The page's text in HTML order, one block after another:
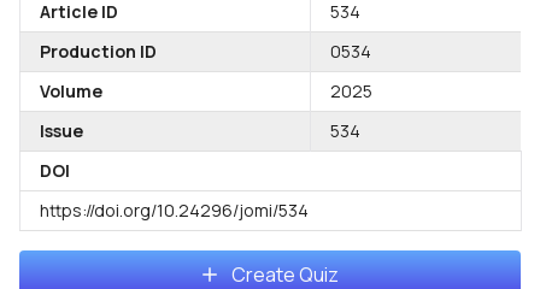
Article ID
534
Production ID
0534
Volume
2025
Issue
534
DOI
https://doi.org/10.24296/jomi/534
Create Quiz